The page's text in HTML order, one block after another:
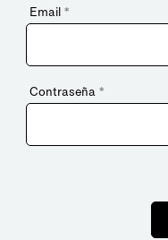
Email *
Contraseña *